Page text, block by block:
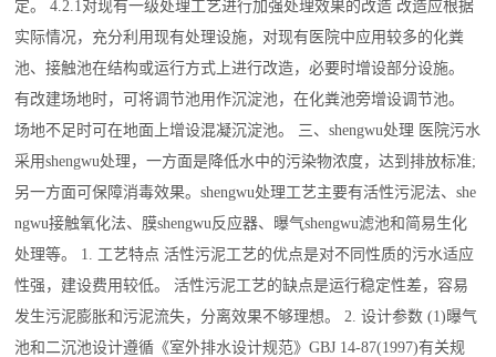
定。 4.2.1对现有一级处理工艺进行加强处理效果的改造 改造应根据
实际情况，充分利用现有处理设施，对现有医院中应用较多的化粪
池、接触池在结构或运行方式上进行改造，必要时增设部分设施。
有改建场地时，可将调节池用作沉淀池，在化粪池旁增设调节池。
场地不足时可在地面上增设混凝沉淀池。 三、shengwu处理 医院污水
采用shengwu处理，一方面是降低水中的污染物浓度，达到排放标准;
另一方面可保障消毒效果。shengwu处理工艺主要有活性污泥法、she
ngwu接触氧化法、膜shengwu反应器、曝气shengwu滤池和简易生化
处理等。 1. 工艺特点 活性污泥工艺的优点是对不同性质的污水适应
性强，建设费用较低。 活性污泥工艺的缺点是运行稳定性差，容易
发生污泥膨胀和污泥流失，分离效果不够理想。 2. 设计参数 (1)曝气
池和二沉池设计遵循《室外排水设计规范》GBJ 14-87(1997)有关规